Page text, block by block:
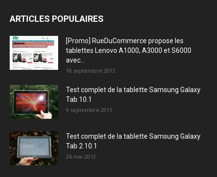
ARTICLES POPULAIRES
[Promo] RueDuCommerce propose les
tablettes Lenovo A1000, A3000 et S6000
avec...
18 septembre 2013
Test complet de la tablette Samsung Galaxy
Tab 10.1
9 septembre 2011
Test complet de la tablette Samsung Galaxy
Tab 2 10.1
24 mai 2012